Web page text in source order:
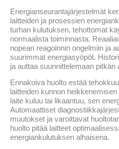
Energianseurantajärjestelmät
laitteiden ja prosessien
turhan kulutuksen, tehottomat
normaalista toiminnasta.
nopean reagoinnin ongelmiin ja
suurimmat energiasyöpöt.
ja auttaa suunnittelemaan pitkän
Ennakoiva huolto estää
laitteiden kunnon
laite kuluu tai likaantuu, sen
Automaattiset
muutokset ja varoittavat
huolto pitää laitteet
energiankulutuksen alhaisena.